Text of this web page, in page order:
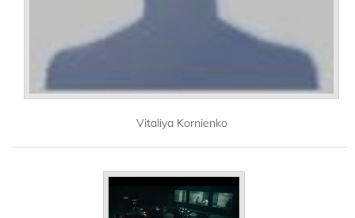
Vitaliya Kornienko